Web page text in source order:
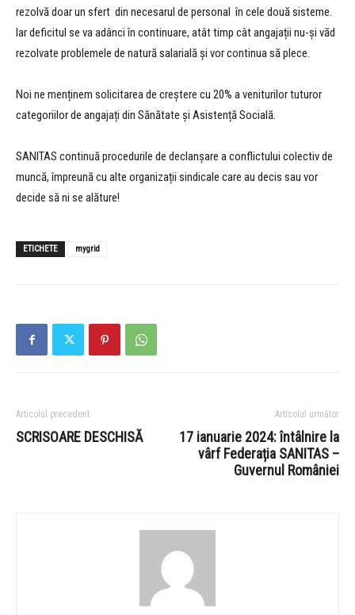
rezolvă doar un sfert din necesarul de personal în cele două sisteme.
Iar deficitul se va adânci în continuare, atât timp cât angajații nu-și văd
rezolvate problemele de natură salarială și vor continua să plece.
Noi ne menținem solicitarea de creștere cu 20% a veniturilor tuturor
categoriilor de angajați din Sănătate și Asistență Socială.
SANITAS continuă procedurile de declanșare a conflictului colectiv de
muncă, împreună cu alte organizații sindicale care au decis sau vor
decide să ni se alăture!
ETICHETE mygrid
Articolul precedent
SCRISOARE DESCHISĂ
Articolul următor
17 ianuarie 2024: întâlnire la
vârf Federația SANITAS –
Guvernul României